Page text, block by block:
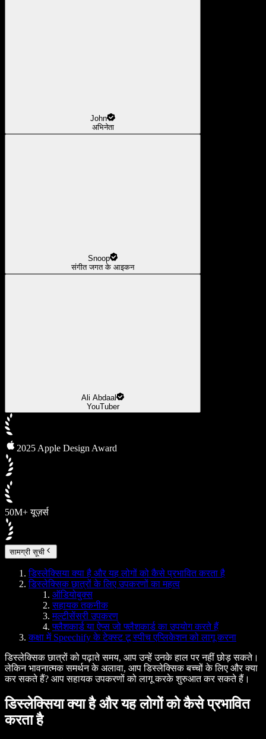
John
अभिनेता
Snoop
संगीत जगत के आइकन
Ali Abdaal
YouTuber
2025 Apple Design Award
50M+ यूज़र्स
सामग्री सूची
डिस्लेक्सिया क्या है और यह लोगों को कैसे प्रभावित करता है
डिस्लेक्सिक छात्रों के लिए उपकरणों का महत्व
ऑडियोबुक्स
सहायक तकनीक
मल्टीसेंसरी उपकरण
फ्लैशकार्ड या ऐप्स जो फ्लैशकार्ड का उपयोग करते हैं
कक्षा में Speechify के टेक्स्ट टू स्पीच एप्लिकेशन को लागू करना
डिस्लेक्सिक छात्रों को पढ़ाते समय, आप उन्हें उनके हाल पर नहीं छोड़ सकते।
लेकिन भावनात्मक समर्थन के अलावा, आप डिस्लेक्सिक बच्चों के लिए और क्या
कर सकते हैं? आप सहायक उपकरणों को लागू करके शुरुआत कर सकते हैं।
डिस्लेक्सिया क्या है और यह लोगों को कैसे प्रभावित
करता है